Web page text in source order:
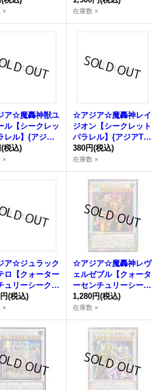
クロ》
×
{アジアTW02-JP029}
《シンクロ》
在庫数 ×
ア☆魔轟神獣ユ
ル【シークレッ
レル】{アジアT
《シンク
(税込)
×
☆アジア☆魔轟神レイ
ジオン【シークレット
パラレル】{アジアTW
02-JP022}《シンク
ロ》
380円(税込)
在庫数 ×
ア☆ジュラック
ロ【クォーター
ュリーシークレ
{アジアTW02-J
シンクロ》
(税込)
×
☆アジア☆魔轟神レヴ
ェルゼブル【クォータ
ーセンチュリーシーク
レット】{アジアTW02
-JP003}《シンクロ》
1,280円(税込)
在庫数 ×